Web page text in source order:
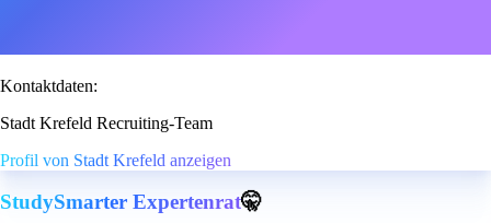
Kontaktdaten:
Stadt Krefeld Recruiting-Team
Profil von Stadt Krefeld anzeigen
StudySmarter Expertenrat🤫